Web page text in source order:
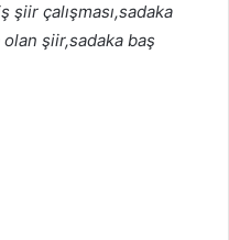
şiir çalışması,sadaka
şiir,sadaka baş